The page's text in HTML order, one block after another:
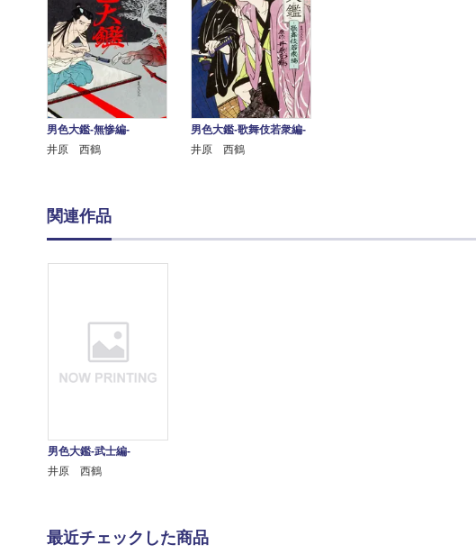
男色大鑑-無惨編-
井原 西鶴
男色大鑑-歌舞伎若衆編-
井原 西鶴
関連作品
男色大鑑-武士編-
井原 西鶴
最近チェックした商品